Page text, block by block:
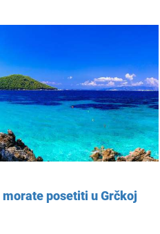
morate posetiti u Grčkoj